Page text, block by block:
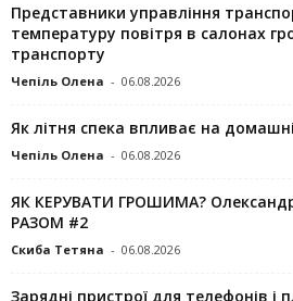
Представники управління
температуру повітря в салонах
транспорту
Чепіль Олена - 06.08.2026
Як літня спека впливає на
Чепіль Олена - 06.08.2026
ЯК КЕРУВАТИ ГРОШИМА?
РАЗОМ #2
Скиба Тетяна - 06.08.2026
Зарядні пристрої для телефонів і